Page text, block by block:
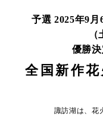
予選 2025年9月
優勝決
全国新作
諏訪湖は、花